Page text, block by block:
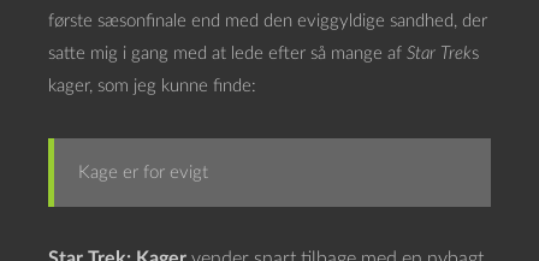
første sæsonfinale end med den eviggyldige sandhed, der
satte mig i gang med at lede efter så mange af Star Treks
kager, som jeg kunne finde:
Kage er for evigt